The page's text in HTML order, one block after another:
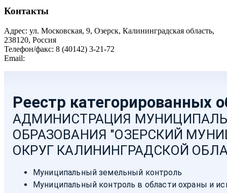
Контакты
Адрес: ул. Московская, 9, Озерск, Калининградская область,
238120, Россия
Телефон/факс: 8 (40142) 3-21-72
Email: